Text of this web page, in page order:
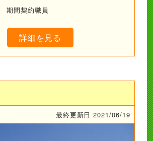
期間契約職員
詳細を見る
最終更新日 2021/06/19